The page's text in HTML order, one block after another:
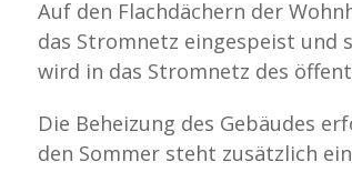
Auf den Flachdächern der
das Stromnetz eingespeist und
wird in das Stromnetz des
Die Beheizung des Gebäudes
den Sommer steht zusätzlich